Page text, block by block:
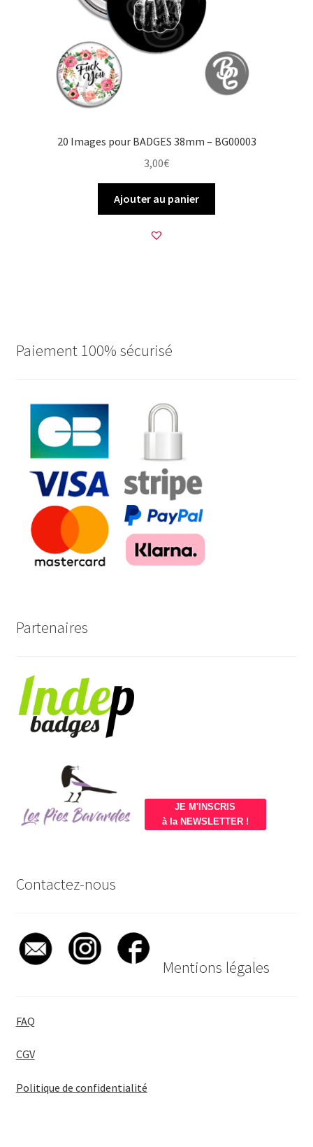
20 Images pour BADGES 38mm – BG00003
3,00€
Ajouter au panier
Paiement 100% sécurisé
Partenaires
JE M'INSCRIS
à la NEWSLETTER !
Contactez-nous
Mentions légales
FAQ
CGV
Politique de confidentialité